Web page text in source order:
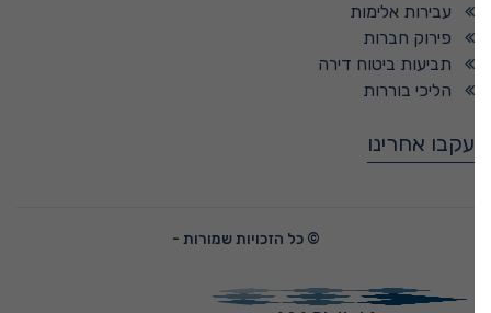
עבירות אלימות
פירוק חברות
תביעות ביטוח דירה
הליכי בוררות
עקבו אחרינו
© כל הזכויות שמורות -